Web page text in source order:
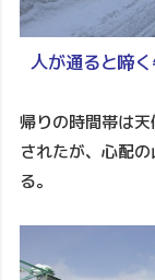
人が通ると啼
帰りの時間帯は
されたが、心配
る。